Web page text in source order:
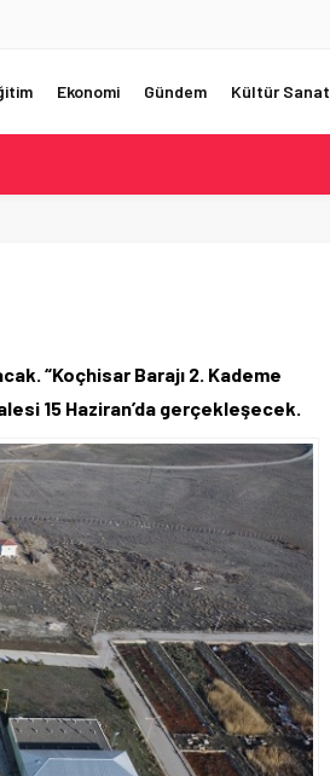
Ekonomi Gündem Kültür Sanat
OLDU
“Koçhisar Barajı 2. Kademe
15 Haziran’da gerçekleşecek.